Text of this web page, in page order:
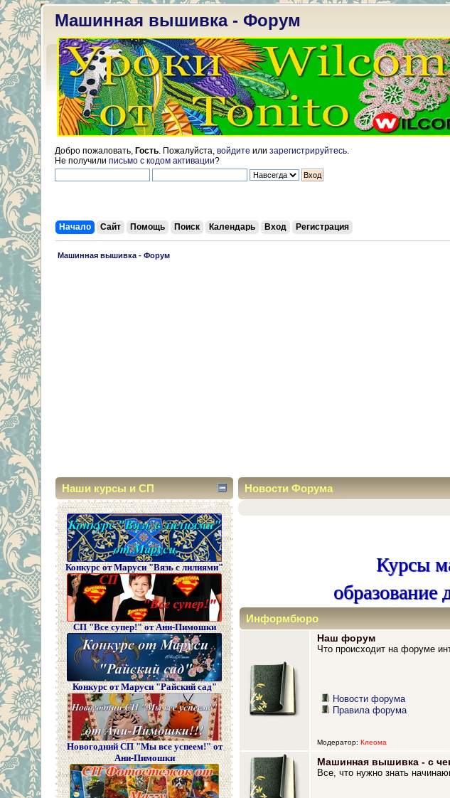
Машинная вышивка - Форум
Добро пожаловать, Гость . Пожалуйста, войдите или зарегистрируйтесь
Не получили письмо с кодом активации?
Начало Сайт Помощь Поиск Календарь Вход Регистрация
Машинная вышивка - Форум
Наши курсы и СП
Конкурс от Маруси "Вязь с лилиями"
СП "Все супер!" от Ани-Пимошки
Конкурс от Маруси "Райский сад"
Новогодний СП "Мы все успеем!" от
Ани-Пимошки
Новости Форума
Курсы
образование
Информбюро
Наш форум
Что происходит на форуме
Новости форума
Правила форума
Модератор: Клеома
Машинная вышивка - с
Все, что нужно знать